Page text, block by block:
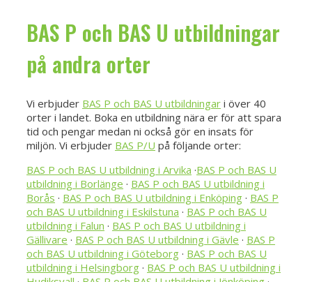
BAS P och BAS U utbildningar
på andra orter
Vi erbjuder BAS P och BAS U utbildningar i över 40
orter i landet. Boka en utbildning nära er för att spara
tid och pengar medan ni också gör en insats för
miljön. Vi erbjuder BAS P/U på följande orter:
BAS P och BAS U utbildning i Arvika ·BAS P och BAS U
utbildning i Borlänge · BAS P och BAS U utbildning i
Borås · BAS P och BAS U utbildning i Enköping · BAS P
och BAS U utbildning i Eskilstuna · BAS P och BAS U
utbildning i Falun · BAS P och BAS U utbildning i
Gällivare · BAS P och BAS U utbildning i Gävle · BAS P
och BAS U utbildning i Göteborg · BAS P och BAS U
utbildning i Helsingborg · BAS P och BAS U utbildning i